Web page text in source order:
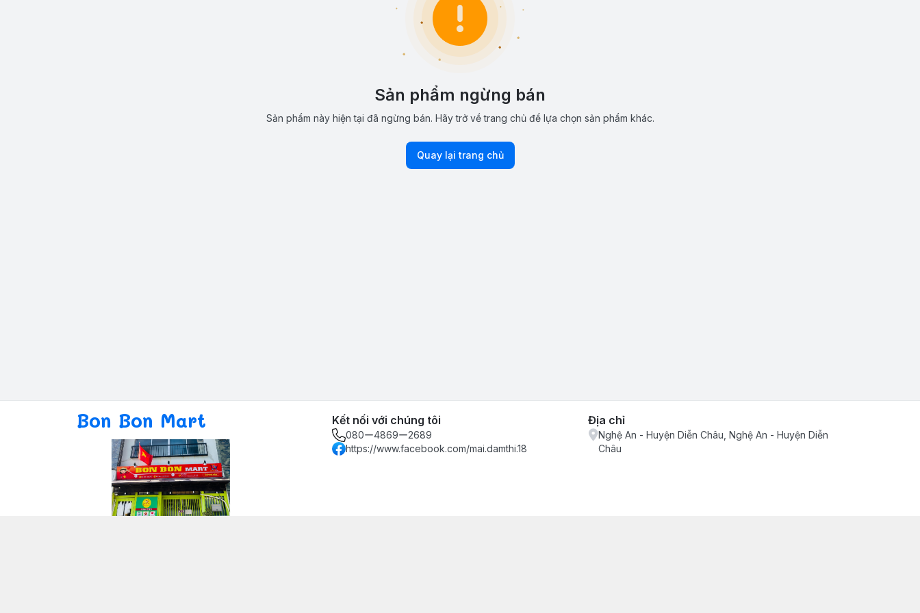
Sản phẩm ngừng bán
Sản phẩm này hiện tại đã ngừng bán. Hãy trở về trang chủ để lựa chọn sản phẩm khác.
Quay lại trang chủ
Bon Bon Mart Kết nối với chúng tôi
080ー4869ー2689
https://www.facebook.com/mai.damthi.18
Địa chỉ
Nghệ An - Huyện Diễn Châu, Nghệ An - Huyện Diễn
Châu